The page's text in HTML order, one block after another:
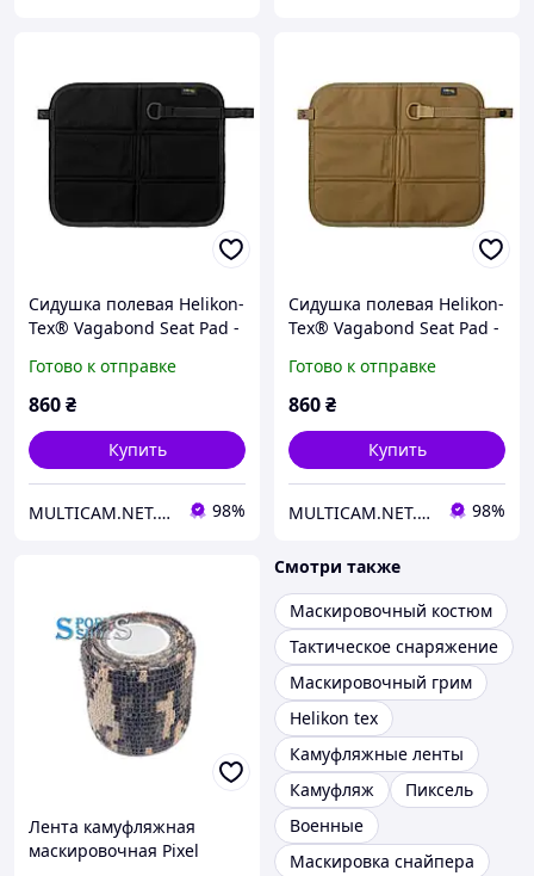
Сидушка полевая Helikon-
Tex® Vagabond Seat Pad -
Готово к отправке
860₴
Купить
MULTICAM.NET.UA 98%
Сидушка полевая Helikon-
Tex® Vagabond Seat Pad -
Готово к отправке
860₴
Купить
MULTICAM.NET.UA 98%
Лента камуфляжная
маскировочная Pixel
Смотри также
Маскировочный костюм
Тактическое снаряжение
Маскировочный грим
Helikon tex
Камуфляжные ленты
Камуфляж
Пиксель
Военные
Маскировка снайпера